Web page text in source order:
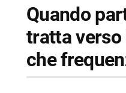
Quando
tratta verso
che